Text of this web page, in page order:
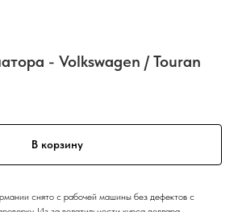
- Volkswagen / Touran
В корзину
снято с рабочей машины без дефектов с